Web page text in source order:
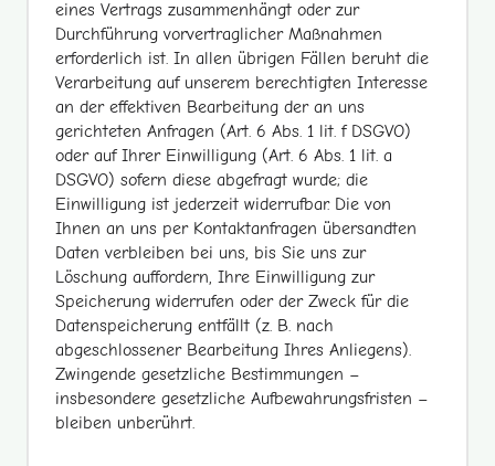
eines Vertrags zusammenhängt oder zur
Durchführung vorvertraglicher Maßnahmen
erforderlich ist. In allen übrigen Fällen beruht die
Verarbeitung auf unserem berechtigten Interesse
an der effektiven Bearbeitung der an uns
gerichteten Anfragen (Art. 6 Abs. 1 lit. f DSGVO)
oder auf Ihrer Einwilligung (Art. 6 Abs. 1 lit. a
DSGVO) sofern diese abgefragt wurde; die
Einwilligung ist jederzeit widerrufbar. Die von
Ihnen an uns per Kontaktanfragen übersandten
Daten verbleiben bei uns, bis Sie uns zur
Löschung auffordern, Ihre Einwilligung zur
Speicherung widerrufen oder der Zweck für die
Datenspeicherung entfällt (z. B. nach
abgeschlossener Bearbeitung Ihres Anliegens).
Zwingende gesetzliche Bestimmungen –
insbesondere gesetzliche Aufbewahrungsfristen –
bleiben unberührt.